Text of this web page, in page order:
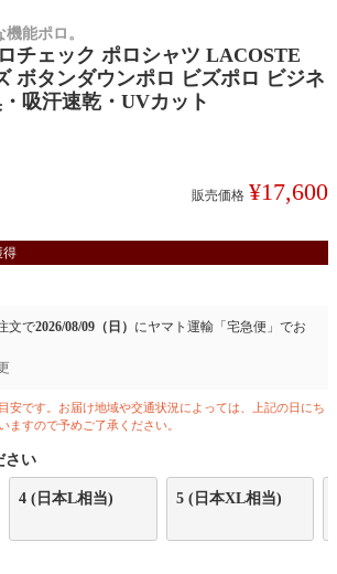
能ポロ。
チェック ポロシャツ LACOSTE
ボタンダウンポロ ビズポロ ビジネ
吸汗速乾・UVカット
販売価格 ¥17,600
得
文で2026/08/09（日） にヤマト運輸「宅急便」 でお
安です。お届け地域や交通状況によっては、上記の日にち
ますので予めご了承ください。
さい
4 (日本L相当) 5 (日本XL相当)